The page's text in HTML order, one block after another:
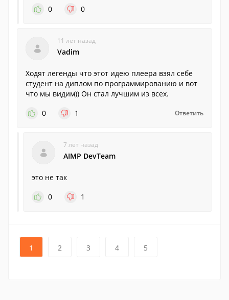
0
0
11 лет назад
Vadim
Ходят легенды что этот идею плеера взял себе
студент на диплом по программированию и вот
что мы видим)) Он стал лучшим из всех.
0
1 Ответить
7 лет назад
AIMP DevTeam
это не так
0
1
1 2 3 4 5